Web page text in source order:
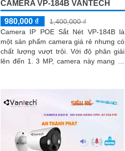
CAMERA VP-184B VANTECH
980,000 ₫
1,400,000 ₫
Camera IP POE Sắt Nét VP-184B là
một sản phẩm camera giá rẻ nhưng có
chất lượng vượt trội. Với độ phân giải
lên đến 1. 3 MP, camera này mang lại